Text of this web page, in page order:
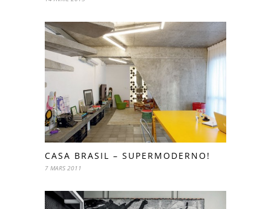
CASA BRASIL – SUPERMODERNO!
7 MARS 2011